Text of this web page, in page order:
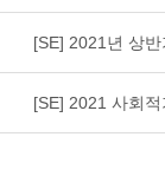
[SE] 2021년 상반
[SE] 2021 사회적